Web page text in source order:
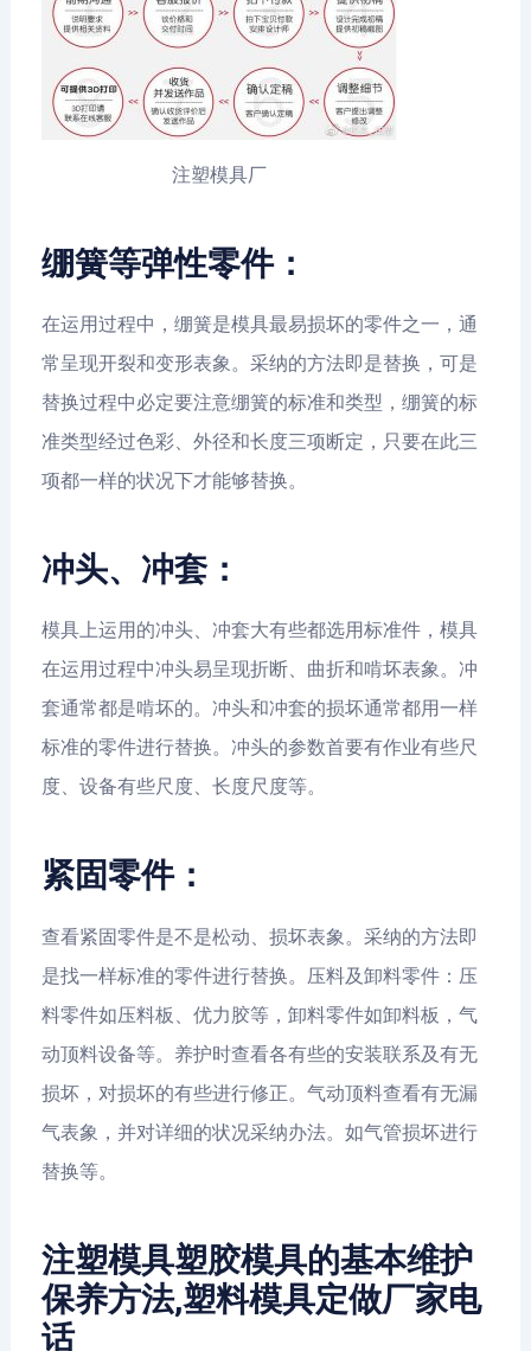
注塑模具厂
绷簧等弹性零件：
在运用过程中，绷簧是模具最易损坏的零件之一，通
常呈现开裂和变形表象。采纳的方法即是替换，可是
替换过程中必定要注意绷簧的标准和类型，绷簧的标
准类型经过色彩、外径和长度三项断定，只要在此三
项都一样的状况下才能够替换。
冲头、冲套：
模具上运用的冲头、冲套大有些都选用标准件，模具
在运用过程中冲头易呈现折断、曲折和啃坏表象。冲
套通常都是啃坏的。冲头和冲套的损坏通常都用一样
标准的零件进行替换。冲头的参数首要有作业有些尺
度、设备有些尺度、长度尺度等。
紧固零件：
查看紧固零件是不是松动、损坏表象。采纳的方法即
是找一样标准的零件进行替换。压料及卸料零件：压
料零件如压料板、优力胶等，卸料零件如卸料板，气
动顶料设备等。养护时查看各有些的安装联系及有无
损坏，对损坏的有些进行修正。气动顶料查看有无漏
气表象，并对详细的状况采纳办法。如气管损坏进行
替换等。
注塑模具塑胶模具的基本维护
保养方法,塑料模具定做厂家电
话